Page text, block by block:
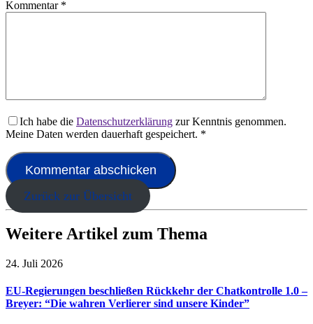
Kommentar *
Ich habe die Datenschutzerklärung zur Kenntnis genommen.
Meine Daten werden dauerhaft gespeichert. *
Zurück zur Übersicht
Weitere Artikel zum Thema
24. Juli 2026
EU-Regierungen beschließen Rückkehr der Chatkontrolle 1.0 –
Breyer: “Die wahren Verlierer sind unsere Kinder”